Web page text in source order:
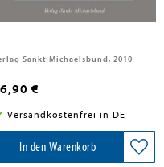
Sankt Michaelsbund, 2010
€
Versandkostenfrei in DE
In den Warenkorb